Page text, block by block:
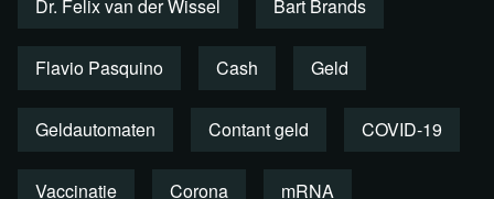
Dr. Felix van der Wissel Bart Brands
Flavio Pasquino Cash Geld
Geldautomaten Contant geld COVID-19
Vaccinatie Corona mRNA